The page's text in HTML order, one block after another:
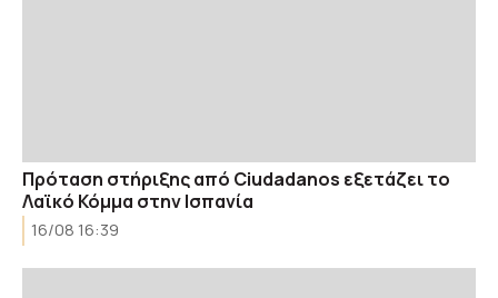
Πρόταση στήριξης από Ciudadanos εξετάζει το
Λαϊκό Κόμμα στην Ισπανία
16/08 16:39